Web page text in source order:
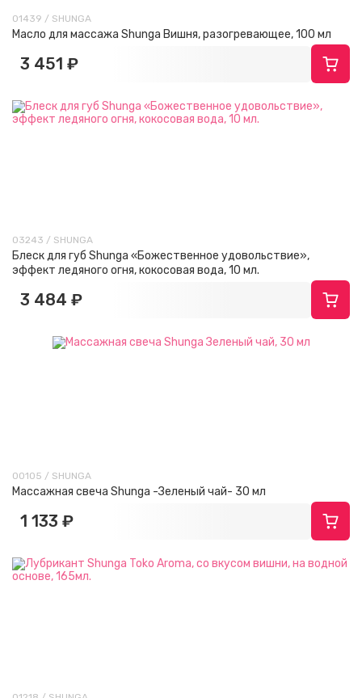
01439 / SHUNGA
Масло для массажа Shunga Вишня, разогревающее, 100 мл
3 451 ₽
03243 / SHUNGA
Блеск для губ Shunga «Божественное удовольствие»,
эффект ледяного огня, кокосовая вода, 10 мл.
3 484 ₽
00105 / SHUNGA
Массажная свеча Shunga -Зеленый чай- 30 мл
1 133 ₽